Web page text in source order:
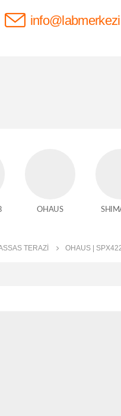
OHAUS
TERAZI OHAUS |